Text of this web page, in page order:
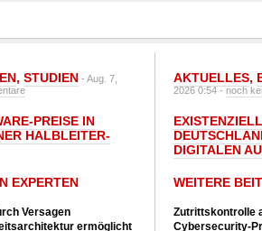
, STUDIEN - Aug. 7,
PREISE IN
HALBLEITER-
EXPERTEN
Versagen
ermöglicht
AKTUELLES,
2026 0:54 -noch
DIGITALEN
WEITERE
Zutrittskontrolle
Cybersecurity-